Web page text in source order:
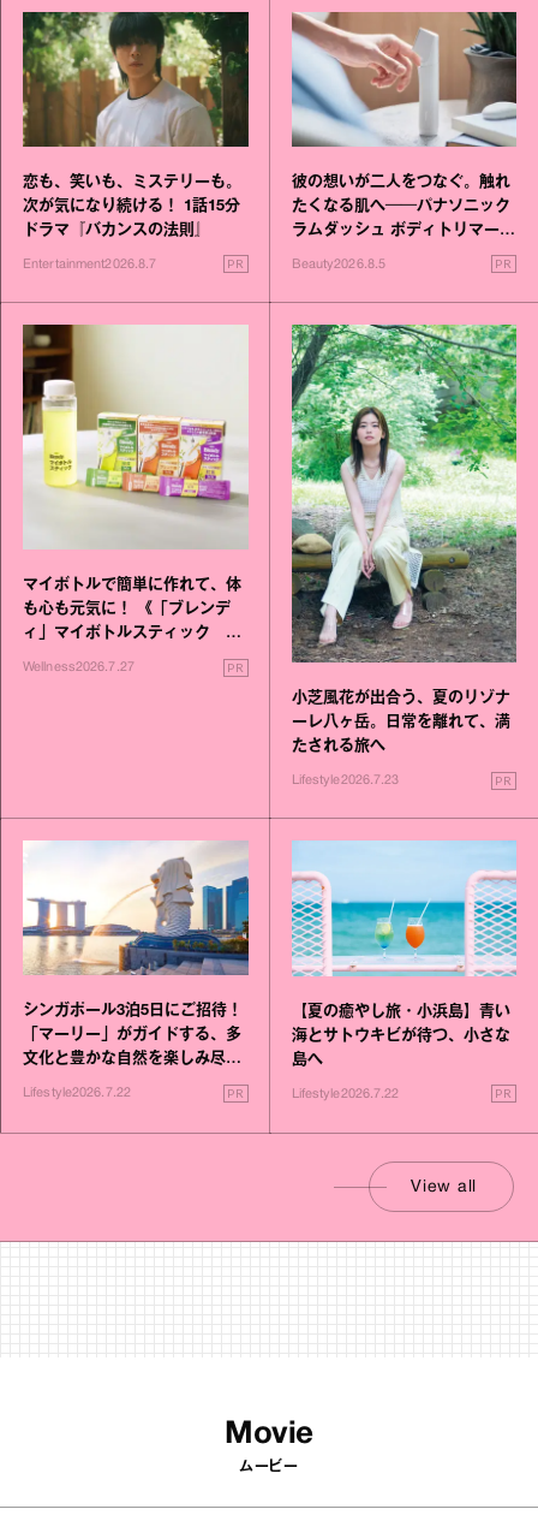
恋も、笑いも、ミステリーも。
次が気になり続ける！ 1話15分
ドラマ『バカンスの法則』
Entertainment2026.8.7 PR
彼の想いが二人をつなぐ。触れ
たくなる肌へ──パナソニック
ラムダッシュ ボディトリマーが
Beauty2026.8.5 PR
マイボトルで簡単に作れて、体
も心も元気に！ 《「ブレンデ
ィ」マイボトルスティック い
いこと毎日》シリーズが誕生
Wellness2026.7.27 PR
小芝風花が出合う、夏のリゾナ
ーレ八ヶ岳。日常を離れて、満
たされる旅へ
Lifestyle2026.7.23 PR
シンガポール3泊5日にご招待！
「マーリー」がガイドする、多
文化と豊かな自然を楽しみ尽く
す旅
Lifestyle2026.7.22 PR
【夏の癒やし旅・小浜島】青い
海とサトウキビが待つ、小さな
島へ
Lifestyle2026.7.22 PR
View all
Movie
ムービー